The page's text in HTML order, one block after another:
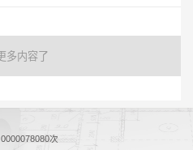
多内容了
0000078080次